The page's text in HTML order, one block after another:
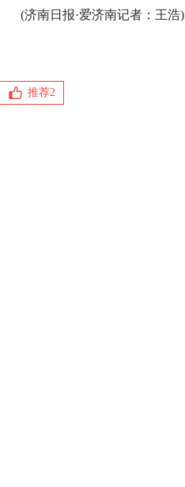
(济南日报·爱济南记者：王浩)
推荐2